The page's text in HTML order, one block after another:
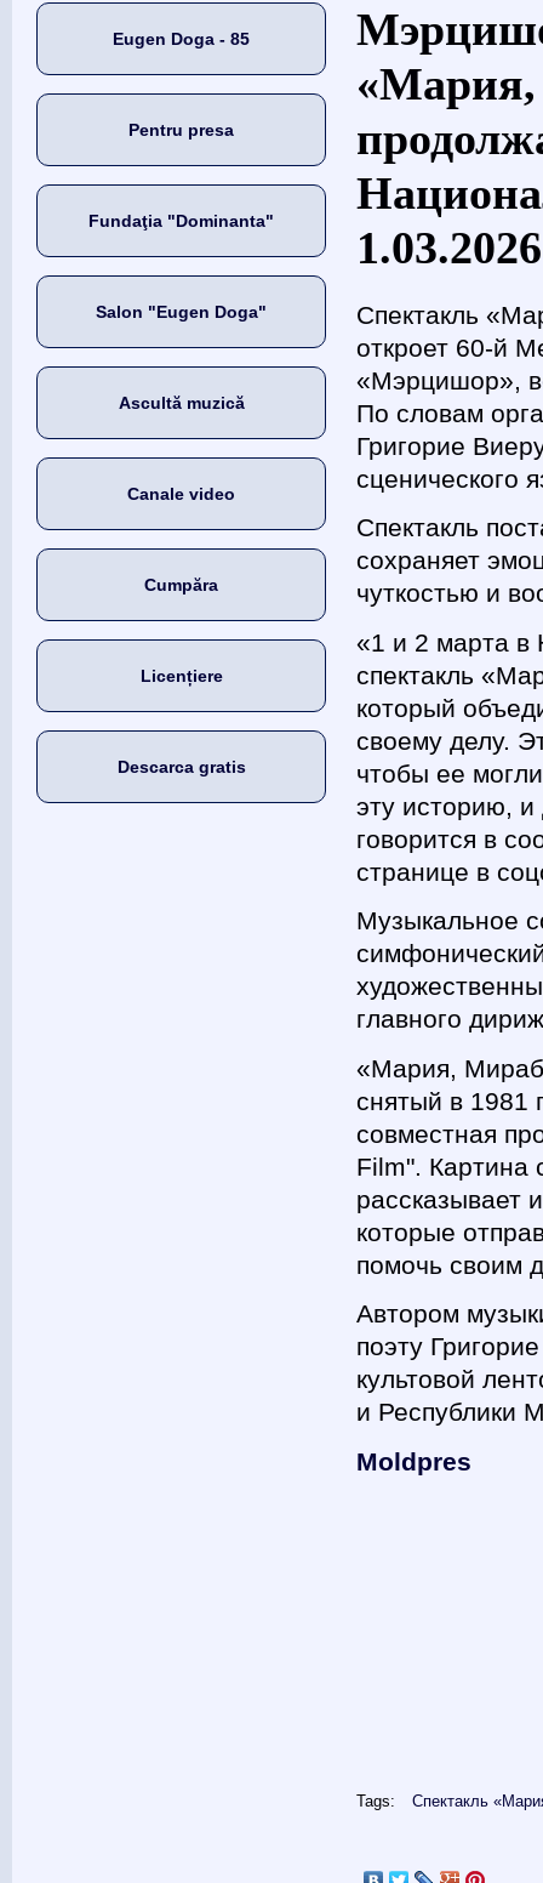
Eugen Doga - 85
Pentru presa
Fundaţia "Dominanta"
Salon "Eugen Doga"
Ascultă muzică
Canale video
Cumpăra
Licențiere
Descarca gratis
Eşti aici
«Мария,
1.03.2026
Спектакль
откроет 60-й
«Мэрцишор»,
По словам
Григорие
Спектакль
сохраняет
чуткостью и
«1 и 2 марта в
спектакль
который
своему делу.
чтобы ее
эту историю,
говорится в
странице в
Музыкальное
главного
«Мария,
снятый в 1981
совместная
Film". Картина
рассказывает
которые
помочь своим
Автором
поэту
культовой
и Республики
Moldpres
Tags: Спектакль